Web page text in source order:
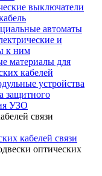
выключатели
автоматы
и
к ним
материалы для
кабелей
устройства
защитного
УЗО
связи
кабелей связи
оптических